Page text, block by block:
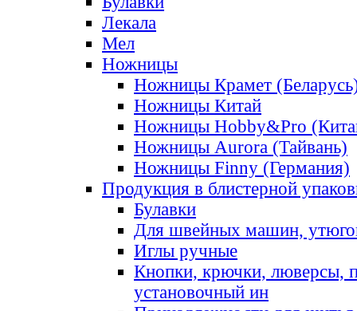
Лекала
Мел
Ножницы
Ножницы Крамет
Ножницы Китай
Ножницы Hobby&Pro
Ножницы Aurora (Тайвань)
Ножницы Finny (Германия)
Продукция в блистерной
Булавки
Для швейных машин,
Иглы ручные
Кнопки, крючки, люверсы,
установочный ин